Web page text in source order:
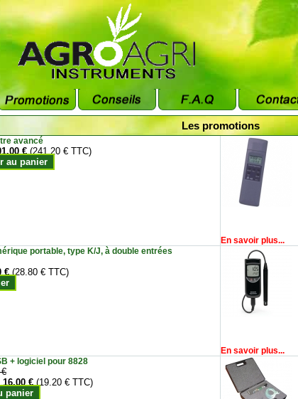
Les promotions
avancé
€ (241.20 € TTC)
au panier
En savoir plus...
portable, type K/J, à double entrées
€ (28.80 € TTC)
En savoir plus...
+ logiciel pour 8828
16.00 € (19.20 € TTC)
panier